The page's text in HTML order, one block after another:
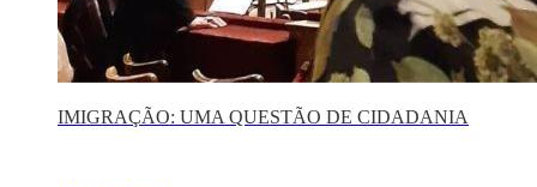
IMIGRAÇÃO: UMA QUESTÃO DE CIDADANIA